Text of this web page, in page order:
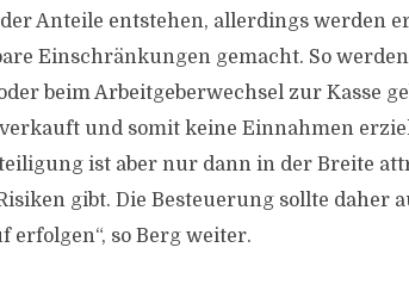
Anteile entstehen, allerdings werden
Einschränkungen gemacht. So
beim Arbeitgeberwechsel zur Kasse
und somit keine Einnahmen
ist aber nur dann in der Breite
gibt. Die Besteuerung sollte daher
erfolgen“, so Berg weiter.